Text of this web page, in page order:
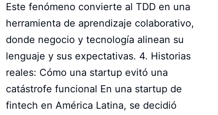
Este fenómeno convierte al TDD en una
herramienta de aprendizaje colaborativo,
donde negocio y tecnología alinean su
lenguaje y sus expectativas. 4. Historias
reales: Cómo una startup evitó una
catástrofe funcional En una startup de
fintech en América Latina, se decidió